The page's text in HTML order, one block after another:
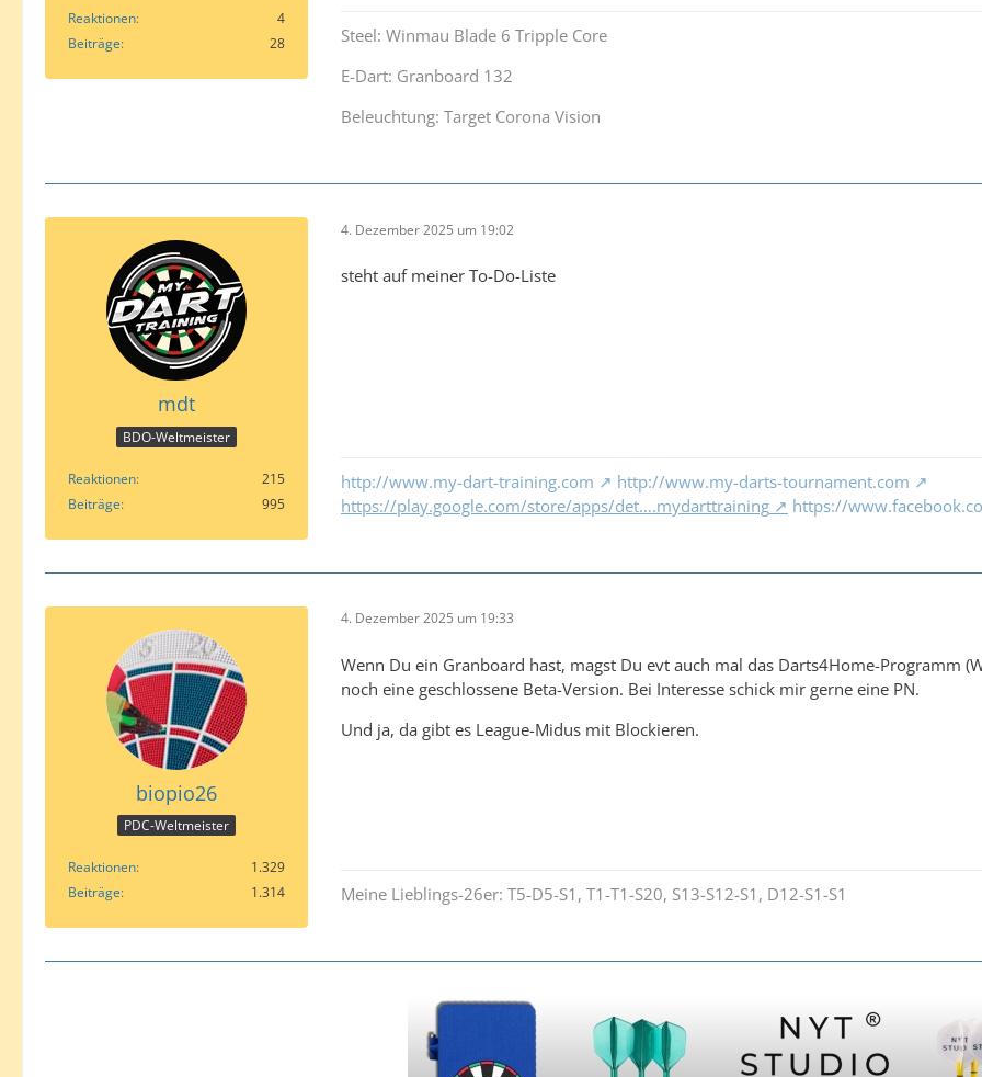
Reaktionen
4
Beiträge
28
Steel: Winmau Blade 6 Tripple Core
E-Dart: Granboard 132
Beleuchtung: Target Corona Vision
mdt
BDO-Weltmeister
Reaktionen
215
Beiträge
995
4. Dezember 2025 um 19:02
steht auf meiner To-Do-Liste
http://www.my-dart-training.com
http://www.my-darts-tournament.com
https://play.google.com/store/apps/det….mydarttraining
https://
biopio26
PDC-Weltmeister
Reaktionen
1.329
Beiträge
1.314
4. Dezember 2025 um 19:33
Wenn Du ein Granboard hast, magst Du evt auch mal das Darts4Home-Programm
noch eine geschlossene Beta-Version. Bei Interesse schick mir gerne eine PN.
Und ja, da gibt es League-Midus mit Blockieren.
Meine Lieblings-26er: T5-D5-S1, T1-T1-S20, S13-S12-S1, D12-S1-S1